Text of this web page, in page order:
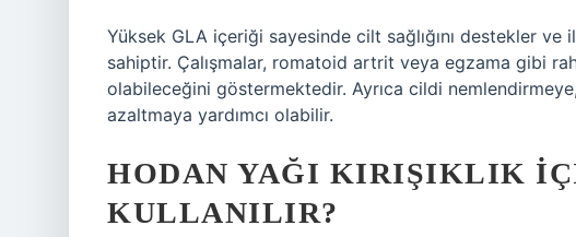
Yüksek GLA içeriği sayesinde cilt sağlığını destekler
sahiptir. Çalışmalar, romatoid artrit veya egzama gibi
olabileceğini göstermektedir. Ayrıca cildi
azaltmaya yardımcı olabilir.
HODAN YAĞI KIRIŞIKLIK
KULLANILIR?